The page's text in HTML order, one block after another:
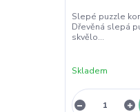
Slepé puzzle
Dřevěná slepá
skvělo...
Skladem